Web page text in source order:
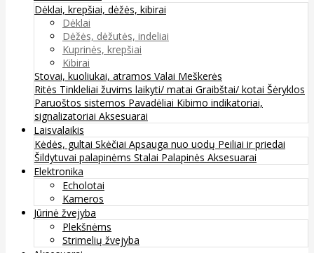
Dėklai, krepšiai, dėžės, kibirai
Dėklai
Dėžės, dėžutės, indeliai
Kuprinės, krepšiai
Kibirai
Stovai, kuoliukai, atramos Valai Meškerės
Ritės Tinkleliai žuvims laikyti/ matai Graibštai/ kotai Šėryklos
Paruoštos sistemos Pavadėliai Kibimo indikatoriai,
signalizatoriai Aksesuarai
Laisvalaikis
Kėdės, gultai Skėčiai Apsauga nuo uodų Peiliai ir priedai
Šildytuvai palapinėms Stalai Palapinės Aksesuarai
Elektronika
Echolotai
Kameros
Jūrinė žvejyba
Plekšnėms
Strimelių žvejyba